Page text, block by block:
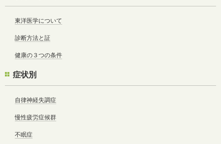
東洋医学について
診断方法と証
健康の３つの条件
症状別
自律神経失調症
慢性疲労症候群
不眠症